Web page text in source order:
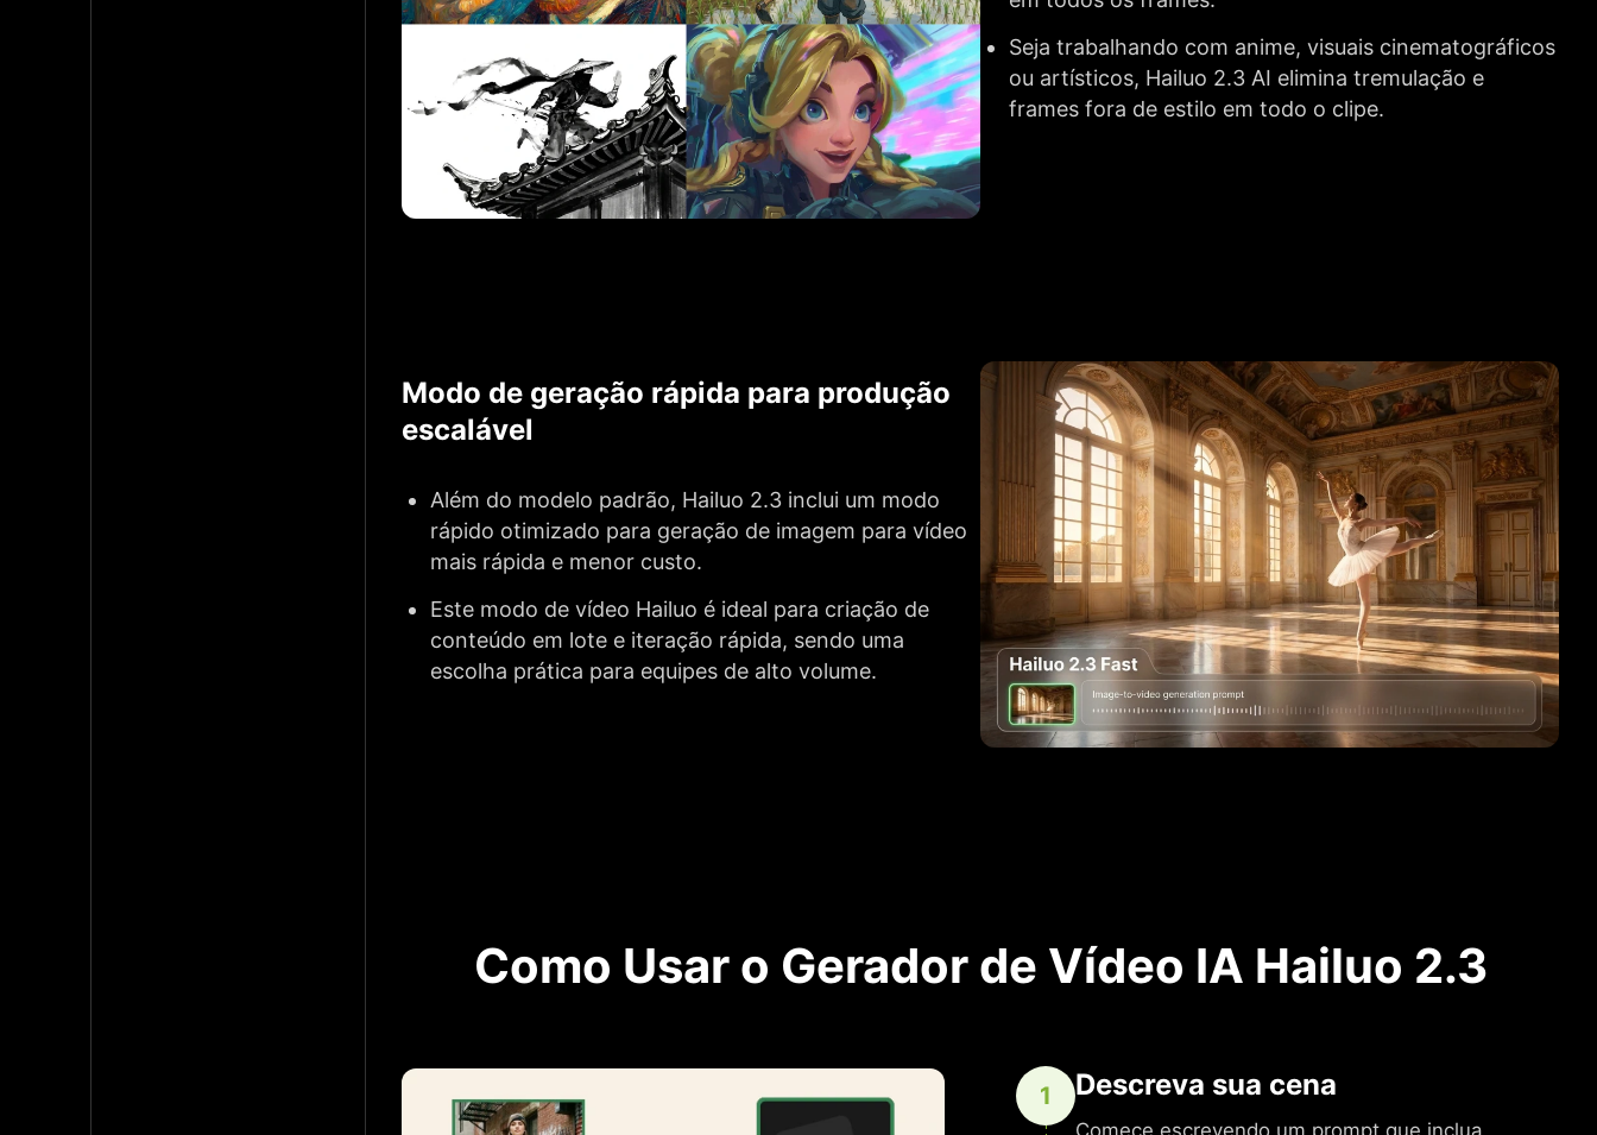
Seja trabalhando com anime, visuais cinematográficos
ou artísticos, Hailuo 2.3 AI elimina tremulação e
frames fora de estilo em todo o clipe.
Modo de geração rápida para produção
escalável
Além do modelo padrão, Hailuo 2.3 inclui um modo
rápido otimizado para geração de imagem para vídeo
mais rápida e menor custo.
Este modo de vídeo Hailuo é ideal para criação de
conteúdo em lote e iteração rápida, sendo uma
escolha prática para equipes de alto volume.
Como Usar o Gerador de Vídeo IA Hailuo 2.3
1 Descreva sua cena
Comece escrevendo um prompt que inclua